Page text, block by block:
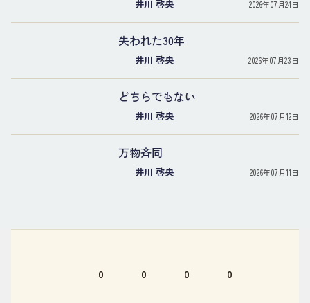
井川 啓央 2026年07月24日
失われた30年
井川 啓央 2026年07月23日
どちらでもない
井川 啓央 2026年07月12日
万物斉同
井川 啓央 2026年07月11日
0 0 0 0